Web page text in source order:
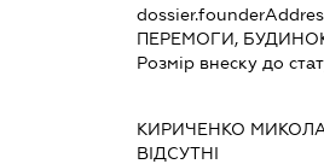
ПЕРЕМОГИ,
Розмір внеску до
КИРИЧЕНКО
ВІДСУТНІ